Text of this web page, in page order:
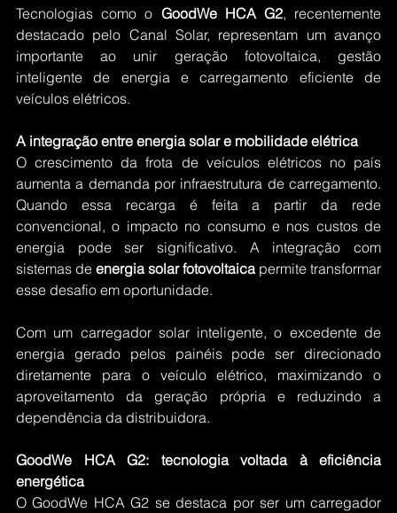
Tecnologias como o GoodWe HCA G2, recentemente
destacado pelo Canal Solar, representam um avanço
importante ao unir geração fotovoltaica, gestão
inteligente de energia e carregamento eficiente de
veículos elétricos.
A integração entre energia solar e mobilidade elétrica
O crescimento da frota de veículos elétricos no país
aumenta a demanda por infraestrutura de carregamento.
Quando essa recarga é feita a partir da rede
convencional, o impacto no consumo e nos custos de
energia pode ser significativo. A integração com
sistemas de energia solar fotovoltaica permite transformar
esse desafio em oportunidade.
Com um carregador solar inteligente, o excedente de
energia gerado pelos painéis pode ser direcionado
diretamente para o veículo elétrico, maximizando o
aproveitamento da geração própria e reduzindo a
dependência da distribuidora.
GoodWe HCA G2: tecnologia voltada à eficiência
energética
O GoodWe HCA G2 se destaca por ser um carregador